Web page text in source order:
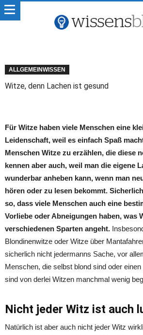
ALLGEMEINWISSEN
Witze, denn Lachen ist gesund
Für Witze haben viele Menschen eine
Leidenschaft, weil es einfach Spaß
Menschen Witze zu erzählen, die diese
kennen aber auch, weil man die eigene
wunderbar anheben kann, wenn man
hören oder zu lesen bekommt.
so, dass viele Menschen auch eine
Vorliebe oder Abneigungen haben, was
verschiedenen Sparten angeht.
Blondinenwitze oder Witze über
sicherlich nicht jedermanns Sache, vor
Menschen, die selbst blond sind oder
sind von derlei Witzen manchmal wenig
Nicht jeder Witz ist auch
Natürlich ist aber auch nicht jeder Witz